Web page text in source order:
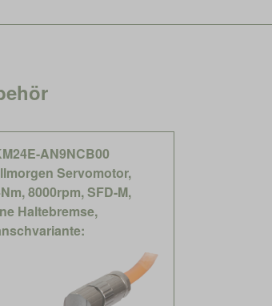
AN9NCB00
Servomotor,
8000rpm, SFD-M,
Haltebremse,